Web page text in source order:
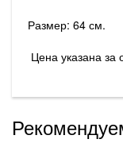
Размер: 64 см.
Цена указана за